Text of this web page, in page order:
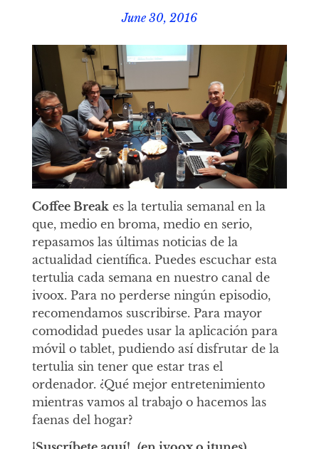
June 30, 2016
Coffee Break es la tertulia semanal en la
que, medio en broma, medio en serio,
repasamos las últimas noticias de la
actualidad científica. Puedes escuchar esta
tertulia cada semana en nuestro canal de
ivoox. Para no perderse ningún episodio,
recomendamos suscribirse. Para mayor
comodidad puedes usar la aplicación para
móvil o tablet, pudiendo así disfrutar de la
tertulia sin tener que estar tras el
ordenador. ¿Qué mejor entretenimiento
mientras vamos al trabajo o hacemos las
faenas del hogar?